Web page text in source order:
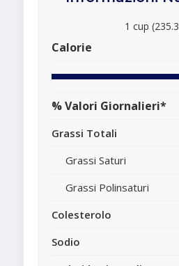
1 cup
Calorie
% Valori Giornalieri*
Grassi Totali
Grassi Saturi
Grassi Polinsaturi
Colesterolo
Sodio